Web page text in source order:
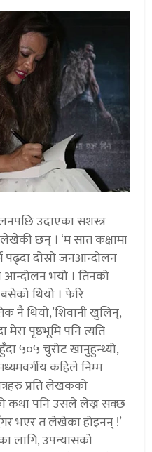
उदाएका सशस्त्र
छन् । ‘म सात कक्षामा
दोस्रो जनआन्दोलन
भयो । तिनको
थियो । फेरि
नै थियो,’शिवानी खुलिन्,
मेरा पृष्ठभूमि पनि त्यति
५०५ चुरोट खानुहुन्थ्यो,
कहिले निम्म
प्रति लेखकको
कथा पनि उसले लेख्न सक्छ
भएर त लेखेका होइनन् !’
लागि, उपन्यासको